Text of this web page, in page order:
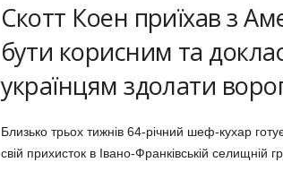
Скотт Коен приїхав з
бути корисним та
українцям здолати
Близько трьох тижнів 64-річний шеф-кухар
свій прихисток в Івано-Франківській селищній